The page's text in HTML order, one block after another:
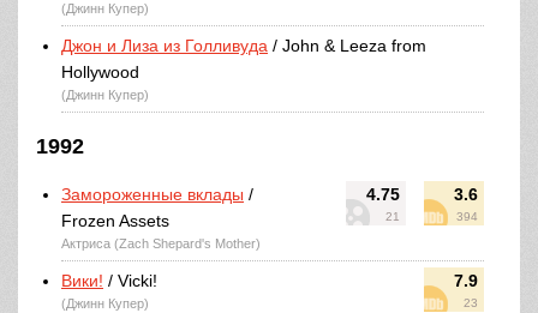
(Джинн Купер)
Джон и Лиза из Голливуда / John & Leeza from
Hollywood
(Джинн Купер)
1992
4.75
21
3.6
394
Замороженные вклады /
Frozen Assets
Актриса (Zach Shepard's Mother)
7.9
23
Вики! / Vicki!
(Джинн Купер)